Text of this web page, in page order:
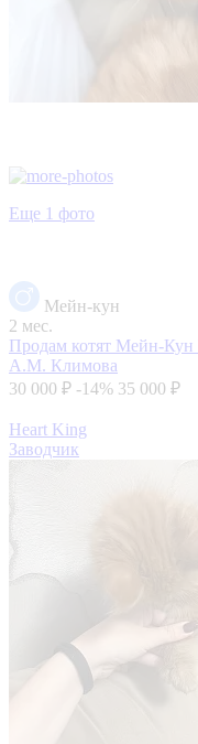
Еще 1 фото
Мейн-кун
2 мес.
Продам котят Мейн-Кун
А.М. Климова
30 000 ₽ -14% 35 000 ₽
Heart King
Заводчик